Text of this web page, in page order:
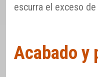
escurra el exceso
Acabado y